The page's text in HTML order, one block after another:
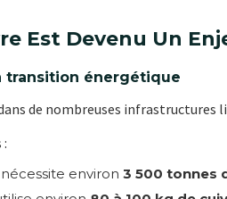
Est Devenu Un
transition énergétique
de nombreuses infrastructures
environ 3 500 tonnes